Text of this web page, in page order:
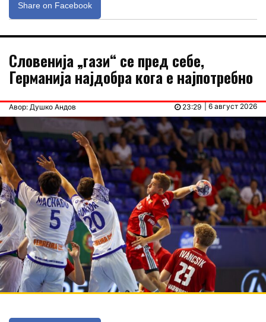
Share on Facebook
Словенија „гази“ се пред себе,
Германија најдобра кога е најпотребно
Авор: Душко Андов | 6 август 2026
23:29